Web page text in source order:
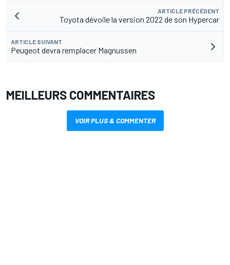
ARTICLE PRÉCÉDENT
Toyota dévoile la version 2022 de son Hypercar
ARTICLE SUIVANT
Peugeot devra remplacer Magnussen
MEILLEURS COMMENTAIRES
VOIR PLUS & COMMENTER